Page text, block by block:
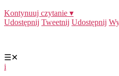
Kontynuuj czytanie ▾
Udostępnij Tweetnij Udostępnij
☰✕
i